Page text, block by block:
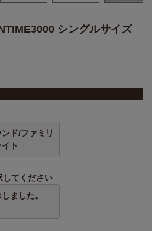
シングルサイズ
ンド/ファミリ
ト
してください
ました。